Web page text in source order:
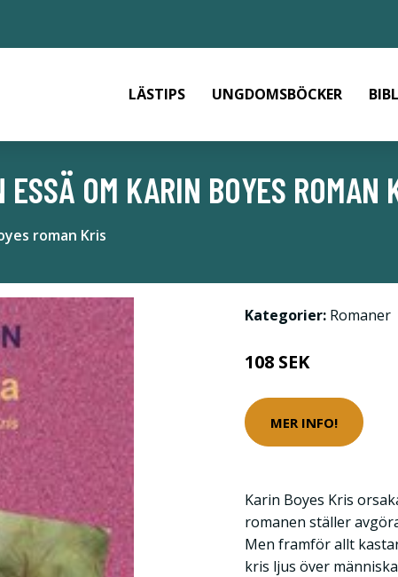
LÄSTIPS UNGDOMSBÖCKER
OM KARIN BOYES ROMAN
roman Kris
Kategorier: Romaner
108 SEK
MER INFO!
Karin Boyes Kris
romanen ställer
Men framför allt
kris ljus över